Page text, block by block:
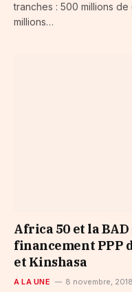
tranches : 500 millions
millions…
Africa 50 et la
financement PPP
et Kinshasa
A LA UNE 8 novembre, 2018